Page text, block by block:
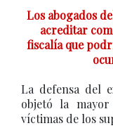
Los abogados
acreditar
fiscalía que
La defensa del
objetó la
víctimas de los